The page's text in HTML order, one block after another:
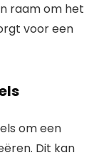
raam om het
voor een
om een
Dit kan